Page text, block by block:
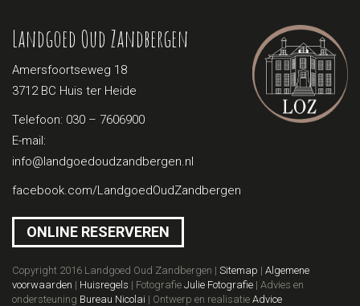
Landgoed Oud Zandbergen
Amersfoortseweg 18
3712 BC Huis ter Heide
Telefoon: 030 – 7606900
E-mail:
info@landgoedoudzandbergen.nl
facebook.com/LandgoedOudZandbergen
ONLINE RESERVEREN
Copyright 2016 Landgoed Oud Zandbergen | Sitemap | Algemene
voorwaarden | Huisregels | Fotografie Julie Fotografie | Advies en
ondersteuning Bureau Nicolai | Ontwerp en realisatie Advice